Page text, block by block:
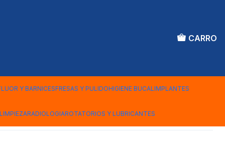
CARRO
Y BARNICESFRESAS Y PULIDOHIGIENE BUCALIMPLANTES
RADIOLOGIAROTATORIOS Y LUBRICANTES